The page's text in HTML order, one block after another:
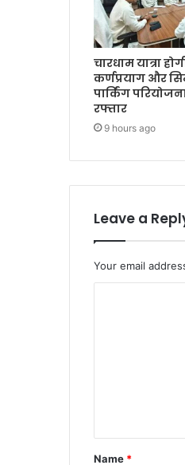
चारधाम यात्रा
कर्णप्रयाग और
पार्किंग
रफ्तार
9 hours ago
Leave a
Your email
t
*
Name *